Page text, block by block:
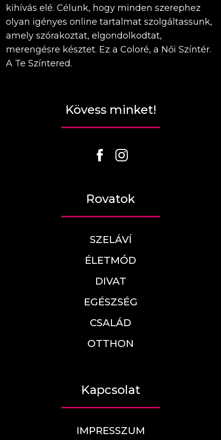
kihívás elé. Célunk, hogy minden szerephez
olyan igényes online tartalmat szolgáltassunk,
amely szórakoztat, elgondolkodtat,
merengésre késztet. Ez a Coloré, a Női Színtér.
A Te Színtered.
Kövess minket!
Rovatok
SZELÁVÍ
ÉLETMÓD
DIVAT
EGÉSZSÉG
CSALÁD
OTTHON
Kapcsolat
IMPRESSZUM